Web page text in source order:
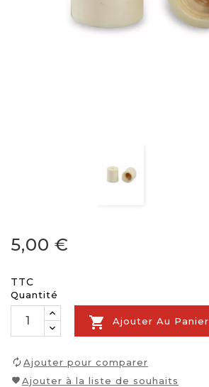
5,00 €
TTC
Quantité
 Ajouter Au Panier
Ajouter pour comparer
Ajouter à la liste de souhaits